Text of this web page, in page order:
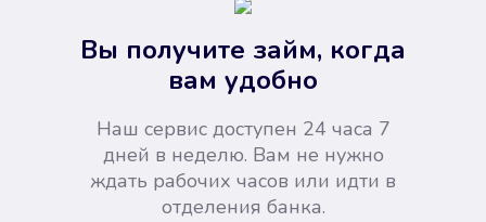
Вы получите займ, когда
вам удобно
Наш сервис доступен 24 часа 7
дней в неделю. Вам не нужно
ждать рабочих часов или идти в
отделения банка.